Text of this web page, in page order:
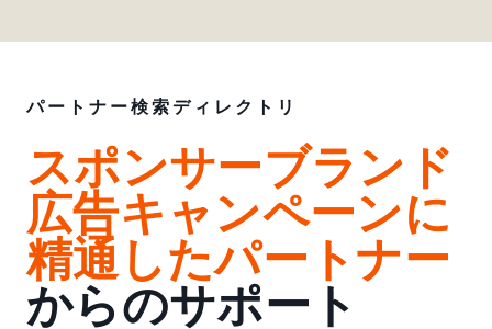
パートナー検索ディレクトリ
スポンサーブランド
広告キャンペーンに
精通したパートナー
からのサポート